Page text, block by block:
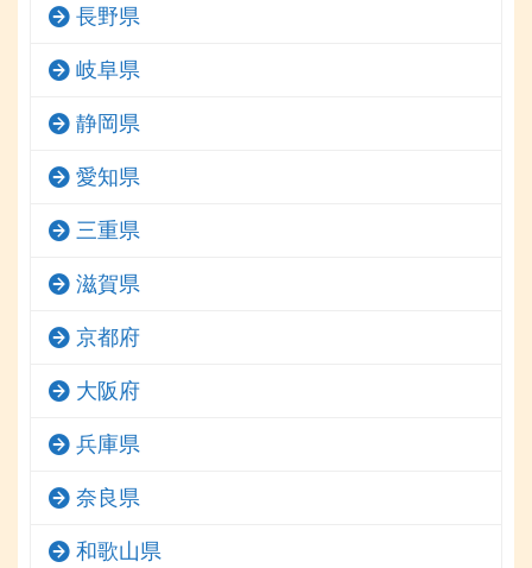
長野県
岐阜県
静岡県
愛知県
三重県
滋賀県
京都府
大阪府
兵庫県
奈良県
和歌山県